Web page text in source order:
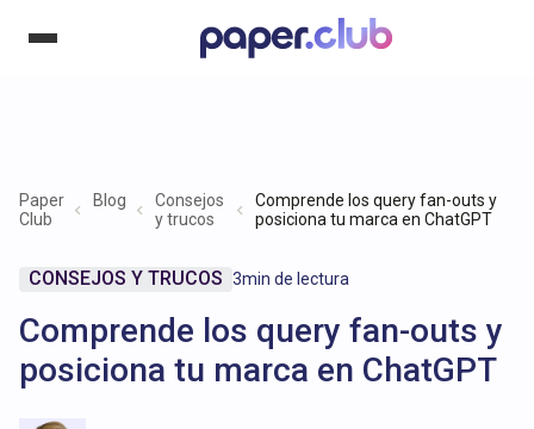
Paper
Club
Blog
Consejos
y trucos
Comprende los query fan-outs y
posiciona tu marca en ChatGPT
CONSEJOS Y TRUCOS 3min de lectura
Comprende los query fan-outs y
posiciona tu marca en ChatGPT